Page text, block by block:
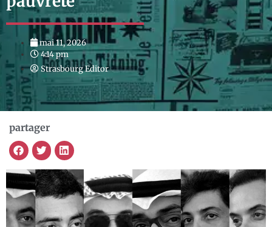
mai 11, 2026
4:14 pm
Strasbourg Editor
partager